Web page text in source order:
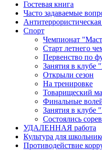
Гостевая книга
Часто задаваемые
Антитеррористическая
Спорт
Чемпионат
Старт летнего
Первенство по
Занятия в клубе
Открыли сезон
На тренировке
Товарищеский
Финальные
Занятия в клубе
Состоялись
УДАЛЕННАЯ работа
Культура для
Противодействие